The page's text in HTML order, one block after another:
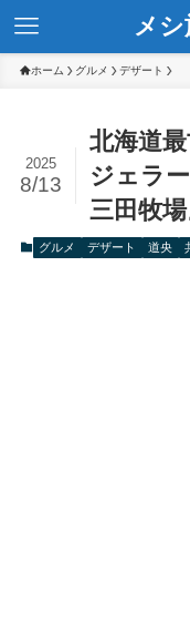
メ
ホーム グルメ デザート
北海道
ジェラ
三田牧
2025
8/13
グルメ デザート 道央